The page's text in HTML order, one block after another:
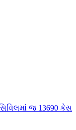
જ 13690 કેસ